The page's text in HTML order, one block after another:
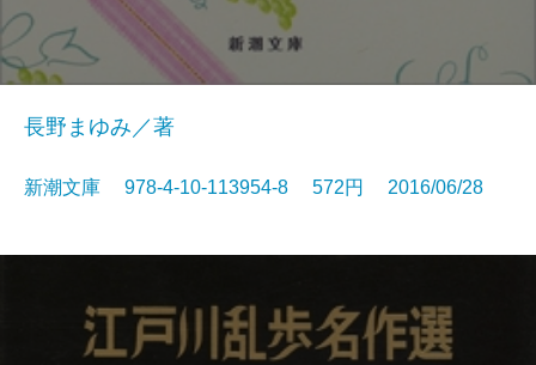
長野まゆみ／著
新潮文庫 978-4-10-113954-8 572円 2016/06/28